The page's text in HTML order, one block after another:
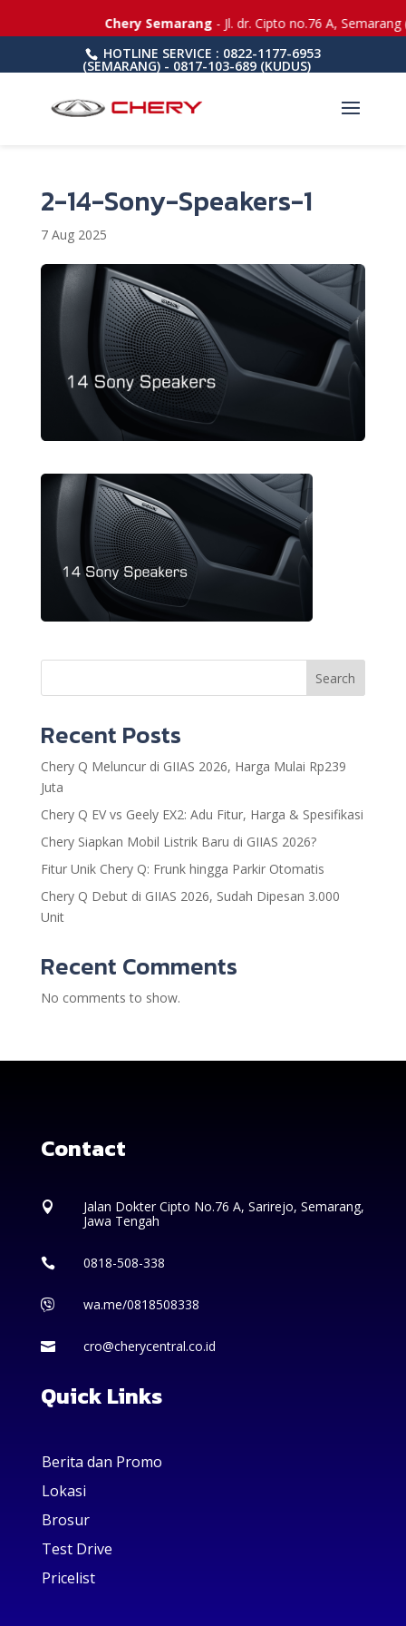
HOTLINE SERVICE : 0822-1177-6953
(SEMARANG) - 0817-103-689 (KUDUS)
2-14-Sony-Speakers-1
7 Aug 2025
Chery Semarang- Jl. dr. Cipto no.76 A, Semarang
Search
Recent Posts
Chery Q Meluncur di GIIAS 2026, Harga Mulai Rp239
Juta
Chery Q EV vs Geely EX2: Adu Fitur, Harga & Spesifikasi
Chery Siapkan Mobil Listrik Baru di GIIAS 2026?
Fitur Unik Chery Q: Frunk hingga Parkir Otomatis
Chery Q Debut di GIIAS 2026, Sudah Dipesan 3.000
Unit
Recent Comments
No comments to show.
Contact

Jalan Dokter Cipto No.76 A, Sarirejo, Semarang,
Jawa Tengah
 0818-508-338
 wa.me/0818508338
 cro@cherycentral.co.id
Quick Links
Berita dan Promo
Lokasi
Brosur
Test Drive
Pricelist